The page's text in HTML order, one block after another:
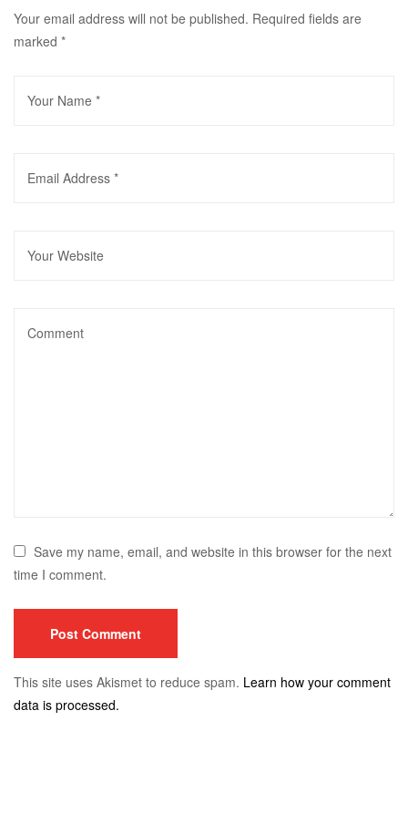
Your email address will not be published. Required fields are
marked *
Save my name, email, and website in this browser for the next
time I comment.
This site uses Akismet to reduce spam. Learn how your comment
data is processed.